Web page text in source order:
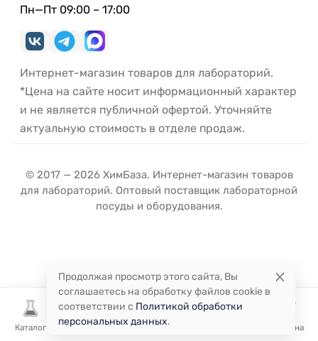
Каталог Избранное Корзина
Пн—Пт 09:00 – 17:00
Интернет-магазин товаров для лабораторий.
*Цена на сайте носит информационный характер
и не является публичной офертой. Уточняйте
актуальную стоимость в отделе продаж.
© 2017 — 2026 ХимБаза. Интернет-магазин товаров
для лабораторий. Оптовый поставщик лабораторной
посуды и оборудования.
Продолжая просмотр этого сайта, Вы
соглашаетесь на обработку файлов cookie в
соответствии с Политикой обработки
персональных данных.